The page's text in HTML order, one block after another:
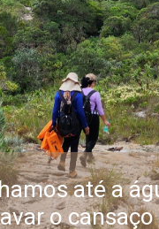
até a
o cansaço